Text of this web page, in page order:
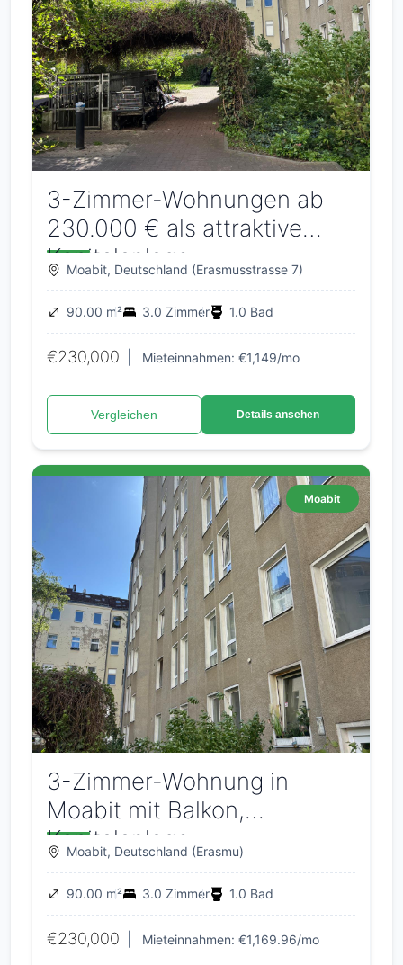
3-Zimmer-Wohnungen ab
230.000 € als attraktive
Kapitalanlage
Moabit, Deutschland (Erasmusstrasse 7)
90.00 m² 3.0 Zimmer 1.0 Bad
€230,000 Mieteinnahmen: €1,149/mo
Vergleichen Details ansehen
Moabit
3-Zimmer-Wohnung in
Moabit mit Balkon,
Kapitalanlage
Moabit, Deutschland (Erasmu)
90.00 m² 3.0 Zimmer 1.0 Bad
€230,000 Mieteinnahmen: €1,169.96/mo